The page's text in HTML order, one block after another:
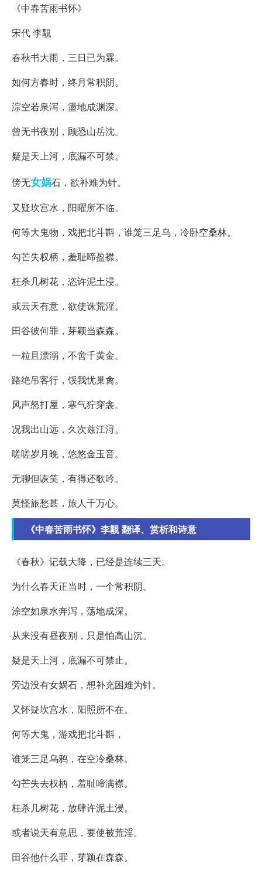
《中春苦雨书怀》
宋代 李覯
春秋书大雨，三日已为霖。
如何方春时，终月常积阴。
淙空若泉泻，盪地成渊深。
曾无书夜别，顾恐山岳沈。
疑是天上河，底漏不可禁。
傍无女娲石，欲补难为针。
又疑坎宫水，阳曜所不临。
何等大鬼物，戏把北斗斟，谁笼三足乌，冷卧空桑林。
勾芒失权柄，羞耻啼盈襟。
枉杀几树花，恣许泥土浸。
或云天有意，欲使诛荒淫。
田谷彼何罪，芽颖当森森。
一粒且漂溺，不啻千黄金。
路绝吊客行，馁我忧巢禽。
风声怒打屋，寒气狞穿衾。
况我出山远，久次兹江浔。
嗟嗟岁月晚，悠悠金玉音。
无聊但诙笑，有得还歌吟。
莫怪旅愁甚，旅人千万心。
《中春苦雨书怀》李覯 翻译、赏析和诗意
《春秋》记载大降，已经是连续三天。
为什么春天正当时，一个常积阴。
涂空如泉水奔泻，荡地成深。
从来没有昼夜别，只是怕高山沉。
疑是天上河，底漏不可禁止。
旁边没有女娲石，想补充困难为针。
又怀疑坎宫水，阳照所不在。
何等大鬼，游戏把北斗斟，
谁笼三足乌鸦，在空冷桑林。
勾芒失去权柄，羞耻啼满襟。
枉杀几树花，放肆许泥土浸。
或者说天有意思，要使被荒淫。
田谷他什么罪，芽颖在森森。